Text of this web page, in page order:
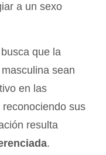
a un sexo
que la
sean
en las
reconociendo sus
resulta
.